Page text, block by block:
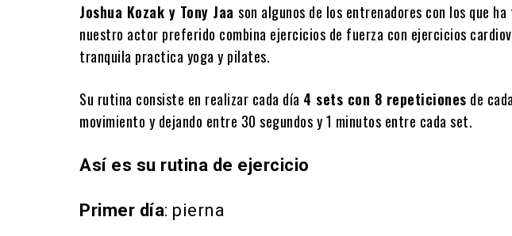
Joshua Kozak y Tony Jaa son algunos de los entrenadores con los que
nuestro actor preferido combina ejercicios de fuerza con ejercicios
tranquila practica yoga y pilates.
Su rutina consiste en realizar cada día 4 sets con 8 repeticiones de
movimiento y dejando entre 30 segundos y 1 minutos entre cada set.
Así es su rutina de ejercicio
Primer día: pierna